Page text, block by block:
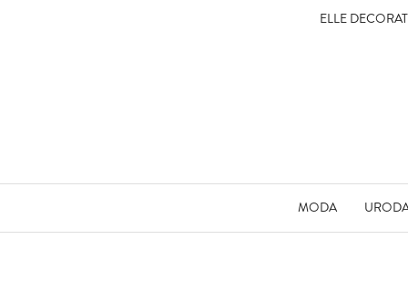
ELLE
MODA